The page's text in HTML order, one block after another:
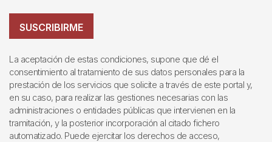
SUSCRIBIRME
La aceptación de estas condiciones, supone que dé el
consentimiento al tratamiento de sus datos personales para la
prestación de los servicios que solicite a través de este portal y,
en su caso, para realizar las gestiones necesarias con las
administraciones o entidades públicas que intervienen en la
tramitación, y la posterior incorporación al citado fichero
automatizado. Puede ejercitar los derechos de acceso,